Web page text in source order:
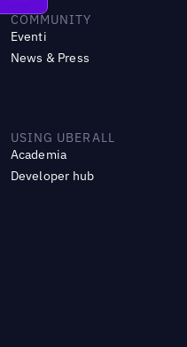
COMMUNITY
Eventi
News & Press
USING UBERALL
Academia
Developer hub